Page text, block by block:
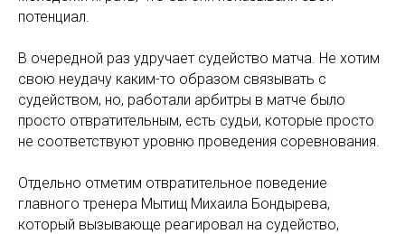
потенциал.
В очередной раз удручает судейство матча. Не хотим
свою неудачу каким-то образом связывать с
судейством, но, работали арбитры в матче было
просто отвратительным, есть судьи, которые просто
не соответствуют уровню проведения соревнования.
Отдельно отметим отвратительное поведение
главного тренера Мытищ Михаила Бондырева,
который вызывающе реагировал на судейство,